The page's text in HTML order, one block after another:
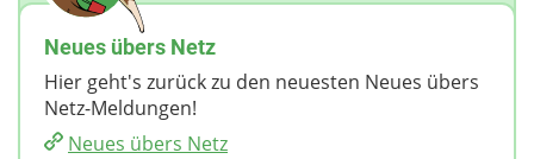
Neues übers Netz
Hier geht's zurück zu den neuesten Neues übers
Netz-Meldungen!
Neues übers Netz